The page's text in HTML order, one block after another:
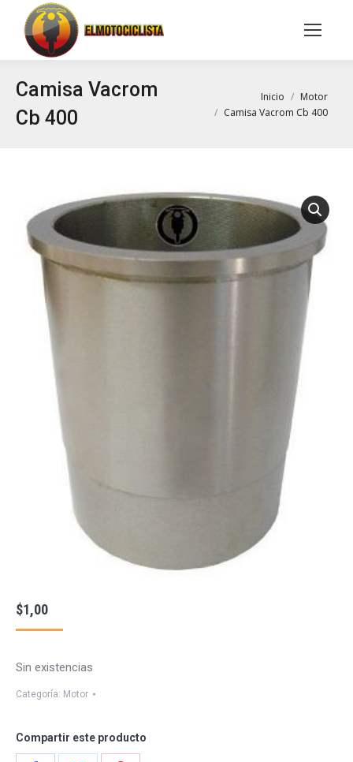
Buscar:
Camisa Vacrom
Cb 400
Inicio
Motor
Camisa Vacrom Cb 400
$1,00
Sin existencias
Categoría: Motor
Compartir este producto